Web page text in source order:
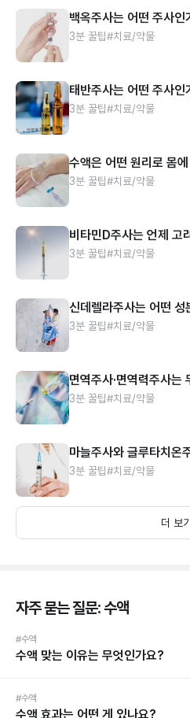
백옥주사는 어떤 주사
3분 꿀팁#치료/약물
태반주사는 어떤 주사
3분 꿀팁#치료/약물
수액은 어떤 원리로 몸
3분 꿀팁#치료/약물
비타민D주사는 언제 고
3분 꿀팁#치료/약물
신데렐라주사는 어떤 성
3분 꿀팁#치료/약물
면역주사·면역력주사는
3분 꿀팁#치료/약물
마늘주사와 글루타치온
3분 꿀팁#치료/약물
더 보기
자주 묻는 질문: 수액
#수액
수액 맞는 이유는 무엇인가요?
#수액
수액 효과는 어떤 게 있나요?